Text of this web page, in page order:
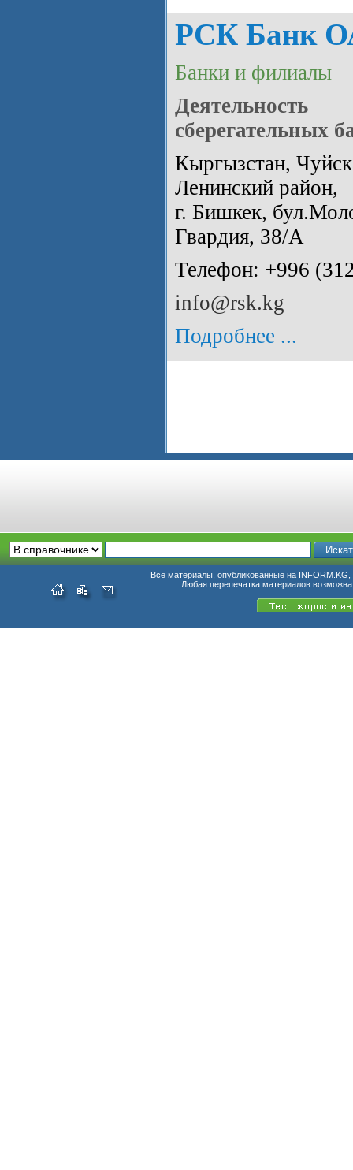
РСК Банк
Банки и филиалы
Деятельность
сберегательных
Кыргызстан,
Ленинский район,
г. Бишкек,
Гвардия, 38/А
Телефон: +996
info@rsk.kg
Подробнее ...
Все материалы, опубликованные на INFORM.KG,
Любая перепечатка материалов